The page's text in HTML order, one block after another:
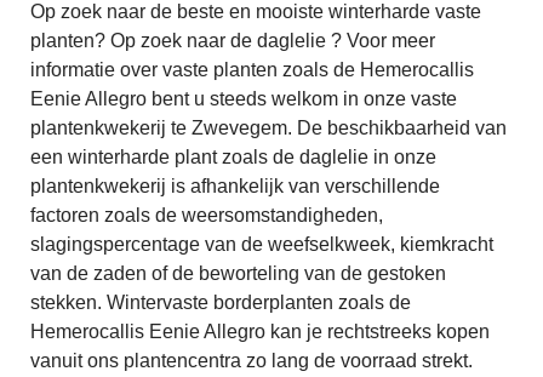
Op zoek naar de beste en mooiste winterharde vaste
planten? Op zoek naar de daglelie ? Voor meer
informatie over vaste planten zoals de Hemerocallis
Eenie Allegro bent u steeds welkom in onze vaste
plantenkwekerij te Zwevegem. De beschikbaarheid van
een winterharde plant zoals de daglelie in onze
plantenkwekerij is afhankelijk van verschillende
factoren zoals de weersomstandigheden,
slagingspercentage van de weefselkweek, kiemkracht
van de zaden of de beworteling van de gestoken
stekken. Wintervaste borderplanten zoals de
Hemerocallis Eenie Allegro kan je rechtstreeks kopen
vanuit ons plantencentra zo lang de voorraad strekt.